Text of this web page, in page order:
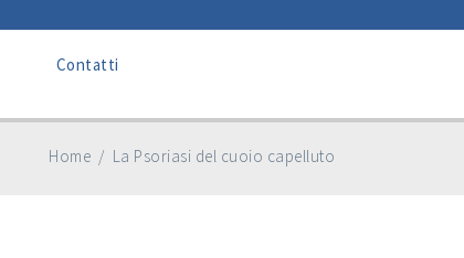
Contatti
Home / La Psoriasi del cuoio capelluto